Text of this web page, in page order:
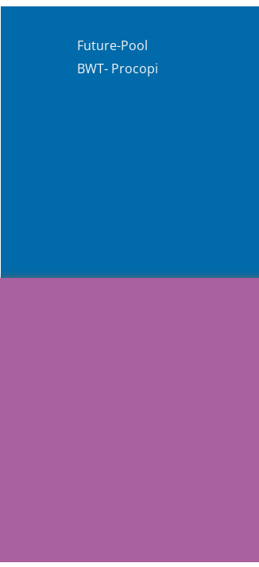
Future-Pool
BWT- Procopi